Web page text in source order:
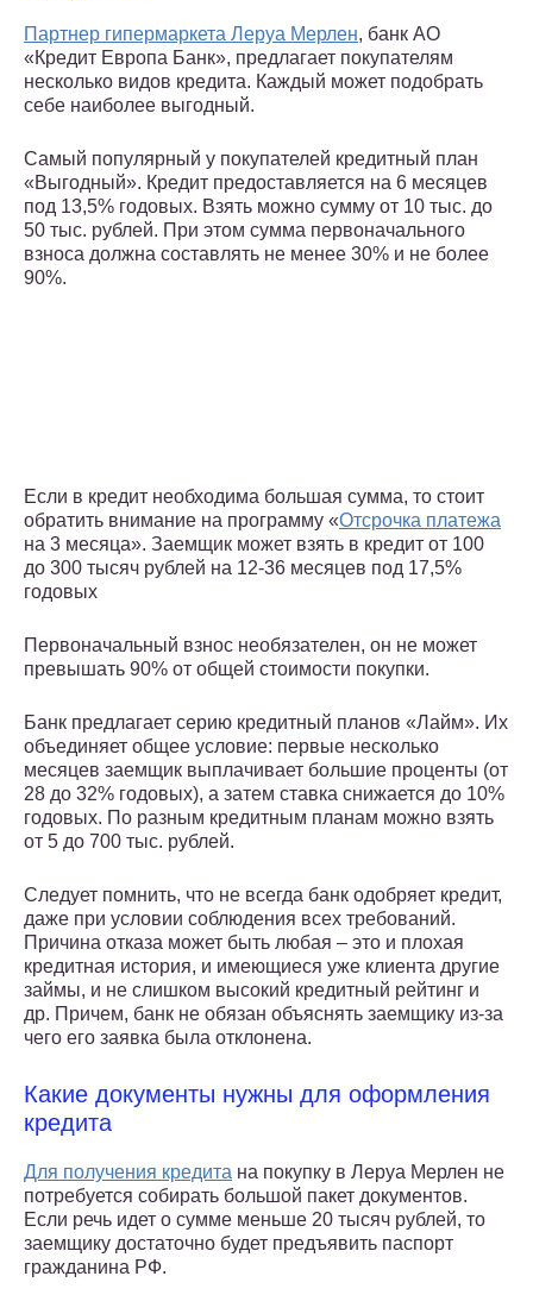
Партнер гипермаркета Леруа Мерлен, банк АО
«Кредит Европа Банк», предлагает покупателям
несколько видов кредита. Каждый может подобрать
себе наиболее выгодный.
Самый популярный у покупателей кредитный план
«Выгодный». Кредит предоставляется на 6 месяцев
под 13,5% годовых. Взять можно сумму от 10 тыс. до
50 тыс. рублей. При этом сумма первоначального
взноса должна составлять не менее 30% и не более
90%.
Если в кредит необходима большая сумма, то стоит
обратить внимание на программу «Отсрочка платежа
на 3 месяца». Заемщик может взять в кредит от 100
до 300 тысяч рублей на 12-36 месяцев под 17,5%
годовых
Первоначальный взнос необязателен, он не может
превышать 90% от общей стоимости покупки.
Банк предлагает серию кредитный планов «Лайм». Их
объединяет общее условие: первые несколько
месяцев заемщик выплачивает большие проценты (от
28 до 32% годовых), а затем ставка снижается до 10%
годовых. По разным кредитным планам можно взять
от 5 до 700 тыс. рублей.
Следует помнить, что не всегда банк одобряет кредит,
даже при условии соблюдения всех требований.
Причина отказа может быть любая – это и плохая
кредитная история, и имеющиеся уже клиента другие
займы, и не слишком высокий кредитный рейтинг и
др. Причем, банк не обязан объяснять заемщику из-за
чего его заявка была отклонена.
Какие документы нужны для оформления
кредита
Для получения кредита на покупку в Леруа Мерлен не
потребуется собирать большой пакет документов.
Если речь идет о сумме меньше 20 тысяч рублей, то
заемщику достаточно будет предъявить паспорт
гражданина РФ.